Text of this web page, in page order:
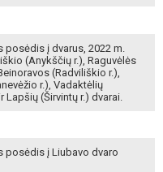
į dvarus, 2022 m.
(Anykščių r.), Raguvėlės
(Radviliškio r.),
r.), Vadaktėlių
Lapšių (Širvintų r.) dvarai.
posėdis į Liubavo dvaro